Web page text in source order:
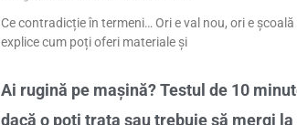
Ce contradicție în termeni… Ori e val nou, ori e școală
explice cum poți oferi materiale și
Ai rugină pe mașină? Testul de 10
dacă o poți trata sau trebuie să mergi